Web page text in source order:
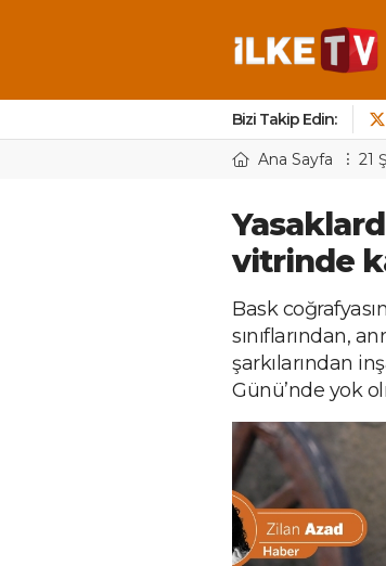
Bizi Takip Edin:
Ana Sayfa 21
vitrinde
Bask
sınıflarından,
şarkılarından
Günü’nde yok